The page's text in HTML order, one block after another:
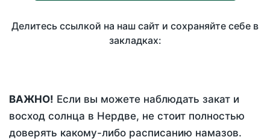
Делитесь ссылкой на наш сайт и сохраняйте себе в
закладках:
ВАЖНО! Если вы можете наблюдать закат и
восход солнца в Нердве, не стоит полностью
доверять какому-либо расписанию намазов.